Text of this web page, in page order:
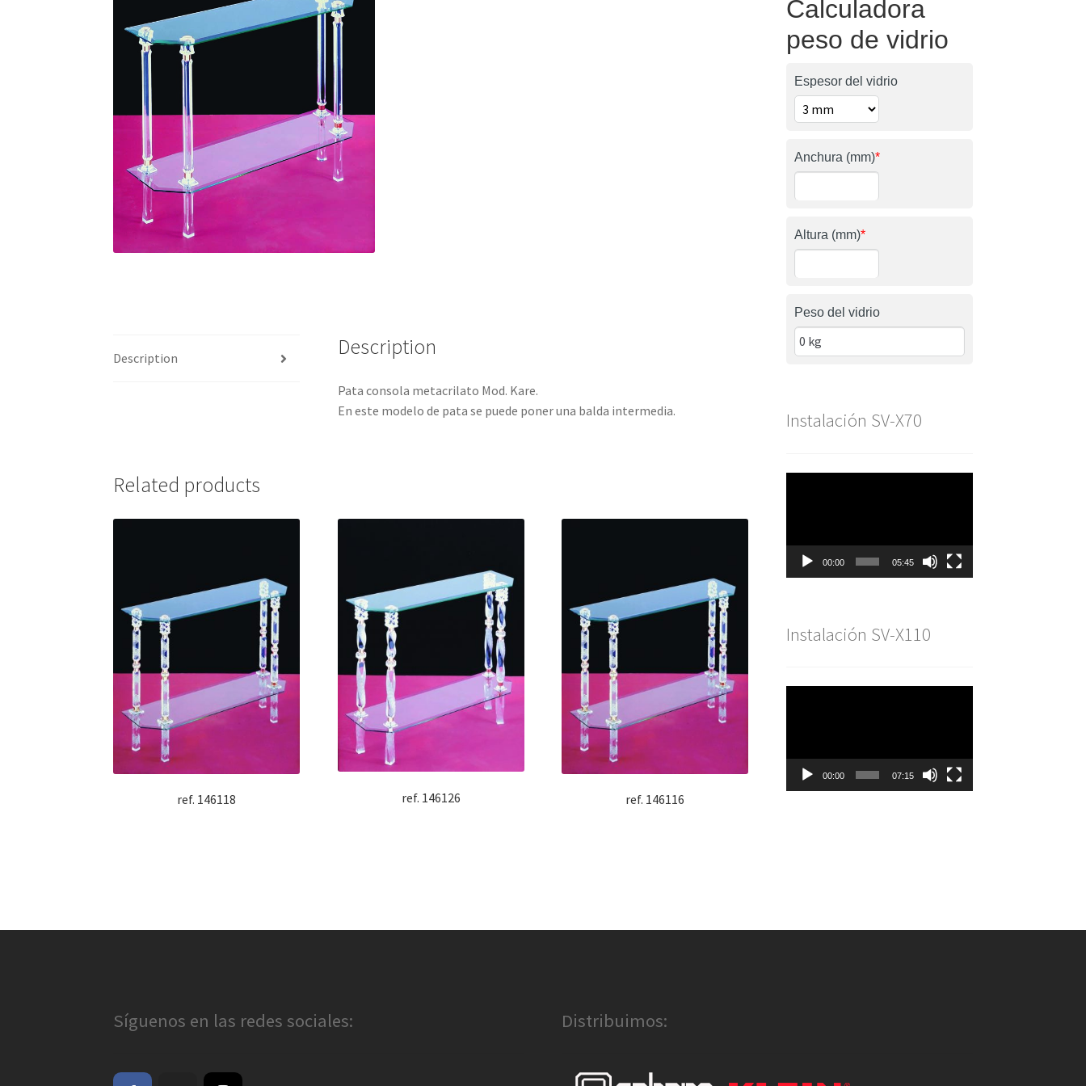
Description Description
Pata consola metacrilato Mod. Kare.
En este modelo de pata se puede poner una balda intermedia.
Related products
ref. 146118 ref. 146126 ref. 146116
Calculadora
peso de vidrio
Espesor del vidrio
Anchura (mm)*
Altura (mm)*
Peso del vidrio
Instalación SV-X70
00:00 05:45
Instalación SV-X110
00:00 07:15
Síguenos en las redes sociales: Distribuimos: